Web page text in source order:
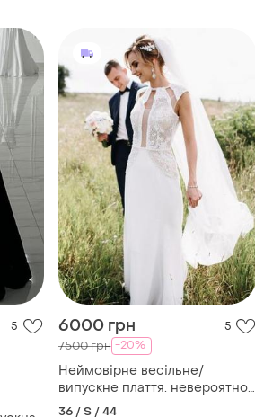
5 6000 грн 5
7500 грн -20%
Неймовірне весільне/
випускне плаття. невероятное
свадебное / выпускное
36 / S / 44